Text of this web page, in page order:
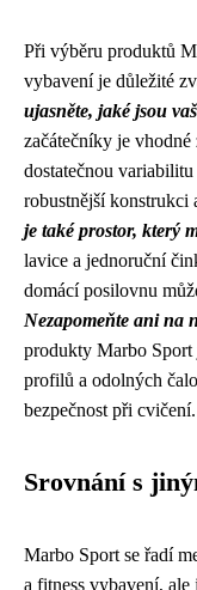
Při výběru produktů
vybavení je důležité
ujasněte, jaké jsou
začátečníky je
dostatečnou
robustnější konstrukci
je také prostor, který
lavice a jednoruční
domácí posilovnu
Nezapomeňte ani na
produkty Marbo
profilů a odolných
bezpečnost při cvičení.
Srovnání s
Marbo Sport se řadí
a fitness vybavení,